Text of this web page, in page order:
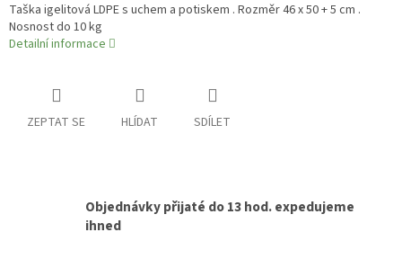
Taška igelitová LDPE s uchem a potiskem . Rozměr 46 x 50 + 5 cm .
Nosnost do 10 kg
Detailní informace
ZEPTAT SE HLÍDAT SDÍLET
Objednávky přijaté do 13 hod. expedujeme
ihned